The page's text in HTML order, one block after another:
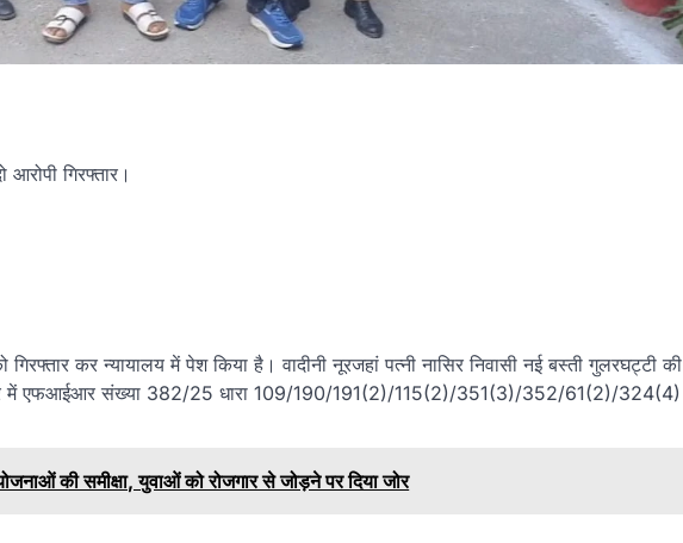
गिरफ्तार।
कर न्यायालय में पेश किया है। वादीनी नूरजहां पत्नी नासिर निवासी नई बस्ती गुलरघट्टी की
में एफआईआर संख्या 382/25 धारा 109/190/191(2)/115(2)/351(3)/352/61(2)/324(4)
की समीक्षा, युवाओं को रोजगार से जोड़ने पर दिया जोर